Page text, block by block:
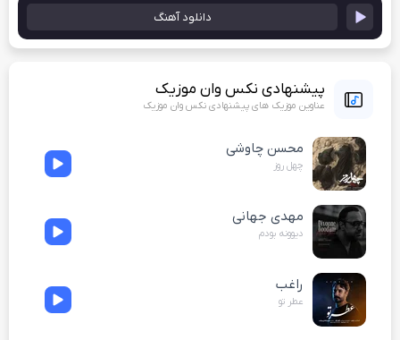
دانلود آهنگ
پیشنهادی نکس وان موزیک
عناوین موزیک های پیشنهادی نکس وان موزیک
محسن چاوشی
چهل روز
مهدی جهانی
دیوونه بودم
راغب
عطر تو